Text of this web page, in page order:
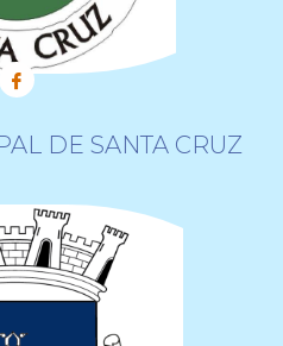
DE SANTA CRUZ